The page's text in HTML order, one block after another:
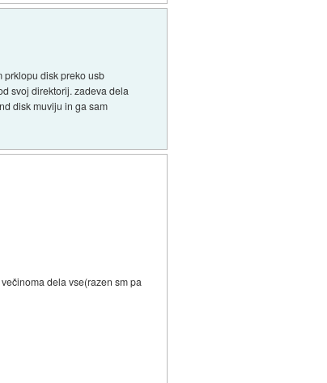
prklopu disk preko usb
svoj direktorij. zadeva dela
disk muviju in ga sam
dela vse(razen sm pa